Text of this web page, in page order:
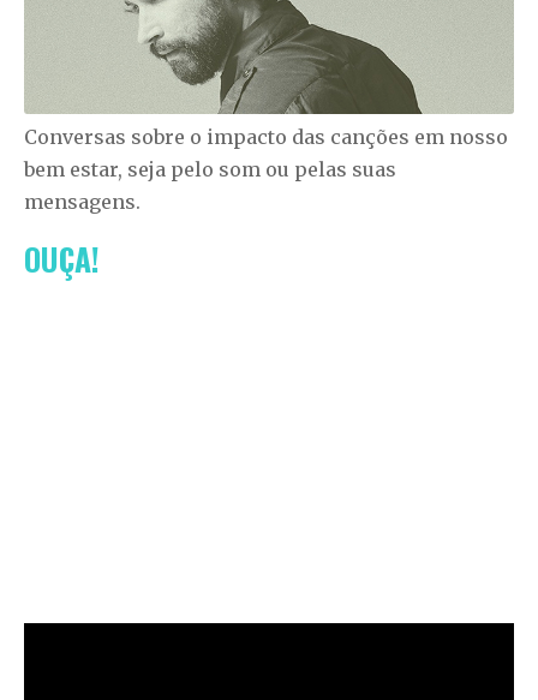
Conversas sobre o impacto das canções em nosso
bem estar, seja pelo som ou pelas suas
mensagens.
OUÇA!